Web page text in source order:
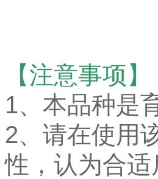
【注意事项】
1、本品种是
2、请在使用
性，认为合